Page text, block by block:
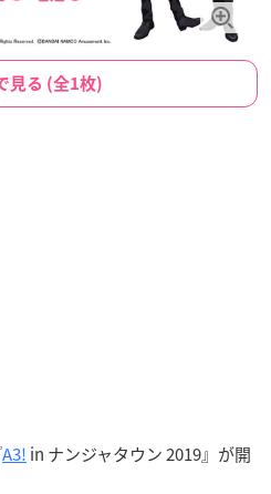
見る (全1枚)
A3! in ナンジャタウン 2019』が開